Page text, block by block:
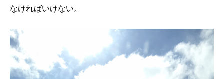
なければいけない。